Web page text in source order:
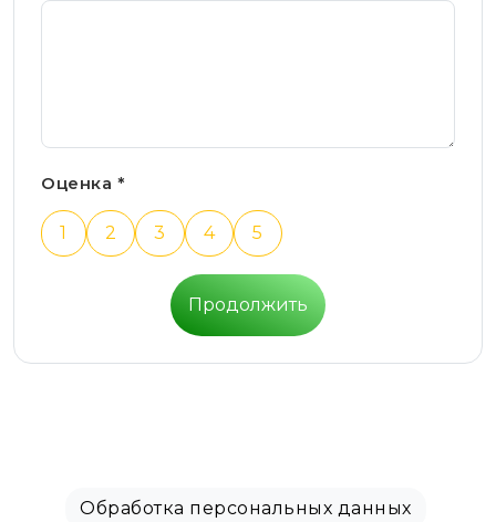
Оценка *
1 2 3 4 5
Продолжить
Обработка персональных данных